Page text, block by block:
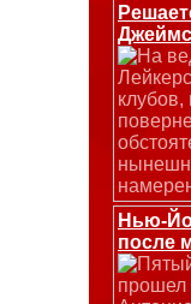
На
клубов,
Нью-
после
прошел